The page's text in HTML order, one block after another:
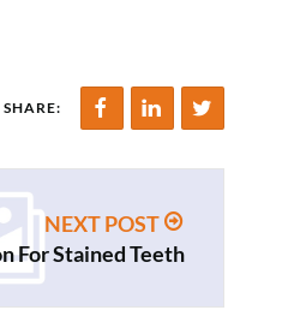
SHARE:
NEXT POST
For Stained Teeth